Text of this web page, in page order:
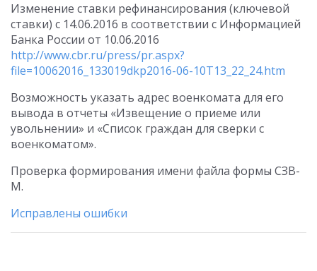
Изменение ставки рефинансирования (ключевой
ставки) с 14.06.2016 в соответствии с Информацией
Банка России от 10.06.2016
http://www.cbr.ru/press/pr.aspx?
file=10062016_133019dkp2016-06-10T13_22_24.htm
Возможность указать адрес военкомата для его
вывода в отчеты «Извещение о приеме или
увольнении» и «Список граждан для сверки с
военкоматом».
Проверка формирования имени файла формы СЗВ-
М.
Исправлены ошибки